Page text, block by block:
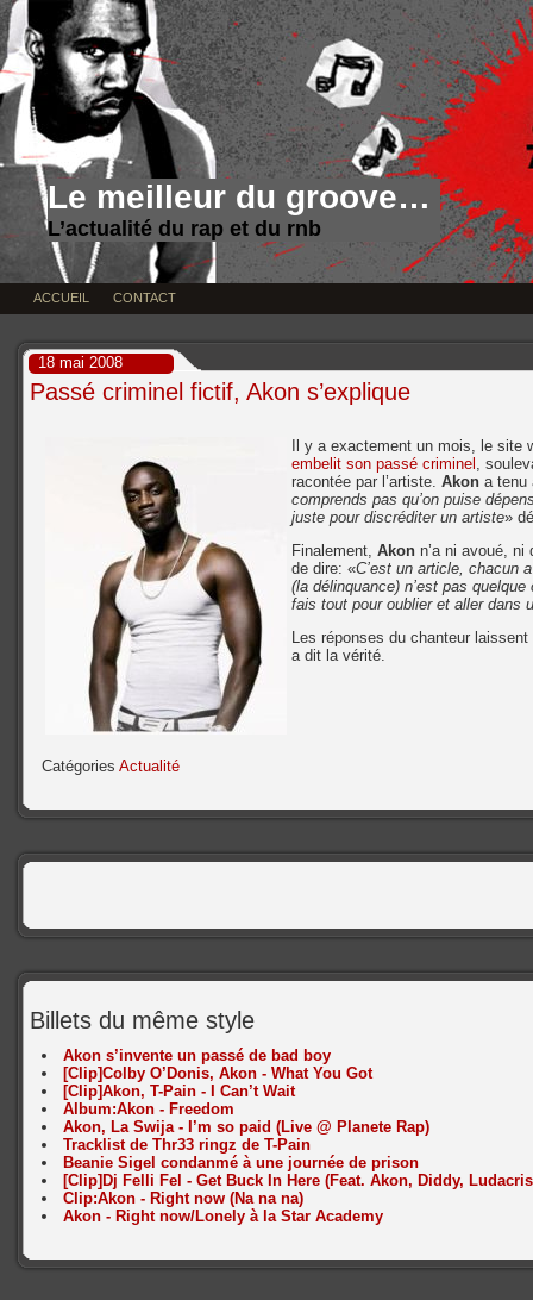
Le meilleur du groove…
L’actualité du rap et du rnb
ACCUEIL CONTACT
18 mai 2008
Passé criminel fictif, Akon s’explique
Il y a exactement un mois, le site
embelit son passé criminel ,
racontée par l’artiste. Akon a tenu
comprends pas qu’on puise
juste pour discréditer un artiste»
Finalement, Akon n’a ni avoué,
de dire: «C’est un article, chacun
(la délinquance) n’est pas
fais tout pour oublier et aller dans
Les réponses du chanteur
a dit la vérité.
Catégories Actualité
Billets du même style
Akon s’invente un passé de bad boy
[Clip]Colby O’Donis, Akon - What You Got
[Clip]Akon, T-Pain - I Can’t Wait
Album:Akon - Freedom
Akon, La Swija - I’m so paid (Live @ Planete Rap)
Tracklist de Thr33 ringz de T-Pain
Beanie Sigel condanmé à une journée de prison
[Clip]Dj Felli Fel - Get Buck In Here (Feat. Akon, Diddy,
Clip:Akon - Right now (Na na na)
Akon - Right now/Lonely à la Star Academy